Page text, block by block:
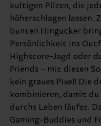
kultigen Pilzen, die
höherschlagen lassen.
bunten Hingucker
Persönlichkeit ins
Highscore-Jagd oder
Friends – mit diesen
kein graues Pixel! Die
kombinieren, damit
durchs Leben läufst.
Gaming-Buddies und